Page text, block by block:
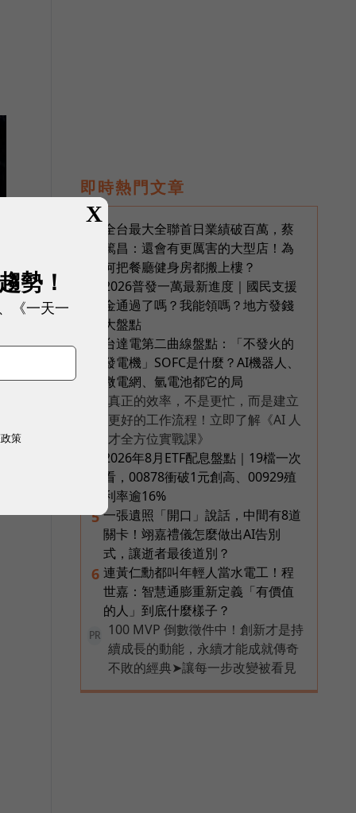
即時熱門文章
全台最大全聯首日業績破百萬，蔡
篤昌：還會有更厲害的大型店！為
何把餐廳健身房都搬上樓？
2026普發一萬最新進度｜國民支援
金通過了嗎？我能領嗎？地方發錢
大盤點
台達電第二曲線盤點：「不發火的
發電機」SOFC是什麼？AI機器人、
微電網、氫電池都它的局
真正的效率，不是更忙，而是建立
更好的工作流程！立即了解《AI 人
才全方位實戰課》
2026年8月ETF配息盤點｜19檔一次
看，00878衝破1元創高、00929殖
利率逾16%
5 一張遺照「開口」說話，中間有8道
關卡！翊嘉禮儀怎麼做出AI告別
式，讓逝者最後道別？
6 連黃仁勳都叫年輕人當水電工！程
世嘉：智慧通膨重新定義「有價值
的人」到底什麼樣子？
PR
100 MVP 倒數徵件中！創新才是持
續成長的動能，永續才能成就傳奇
不敗的經典➤讓每一步改變被看見
X
勢！
《一天一
策